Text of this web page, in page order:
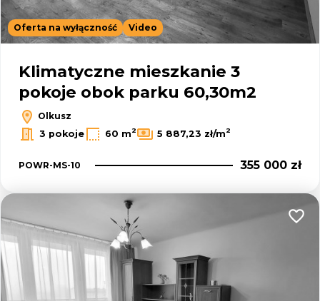
Oferta na wyłączność Video
Klimatyczne mieszkanie 3
pokoje obok parku 60,30m2
Olkusz
3 pokoje
60 m2 5 887,23 zł/m2
POWR-MS-10 355 000 zł